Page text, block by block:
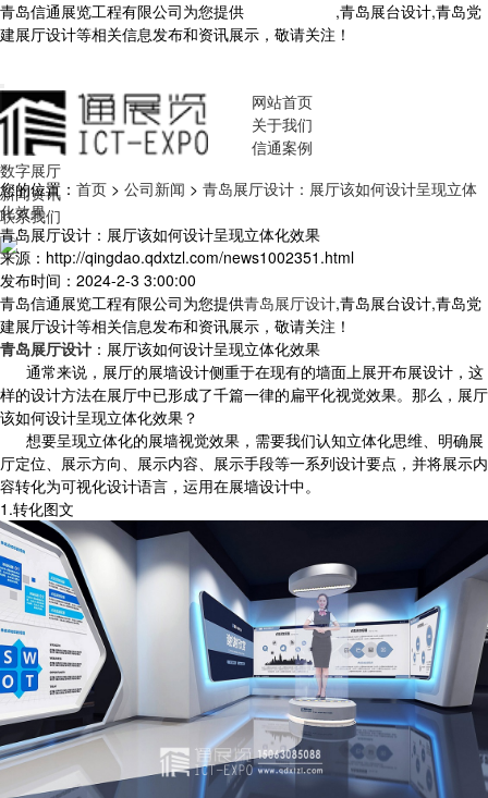
青岛信通展览工程有限公司为您提供
,青岛展台设计,青岛党
建展厅设计等相关信息发布和资讯展示，敬请关注！
网站首页
关于我们
信通案例
数字展厅
新闻资讯
联系我们
您的位置： 首页 > 公司新闻 > 青岛展厅设计：展厅该如何设计呈现立体
化效果
青岛展厅设计：展厅该如何设计呈现立体化效果
来源：http://qingdao.qdxtzl.com/news1002351.html
发布时间：2024-2-3 3:00:00
青岛信通展览工程有限公司为您提供青岛展厅设计,青岛展台设计,青岛党
建展厅设计等相关信息发布和资讯展示，敬请关注！
青岛展厅设计 ：展厅该如何设计呈现立体化效果
通常来说，展厅的展墙设计侧重于在现有的墙面上展开布展设计，这
样的设计方法在展厅中已形成了千篇一律的扁平化视觉效果。那么，展厅
该如何设计呈现立体化效果？
想要呈现立体化的展墙视觉效果，需要我们认知立体化思维、明确展
厅定位、展示方向、展示内容、展示手段等一系列设计要点，并将展示内
容转化为可视化设计语言，运用在展墙设计中。
1.转化图文